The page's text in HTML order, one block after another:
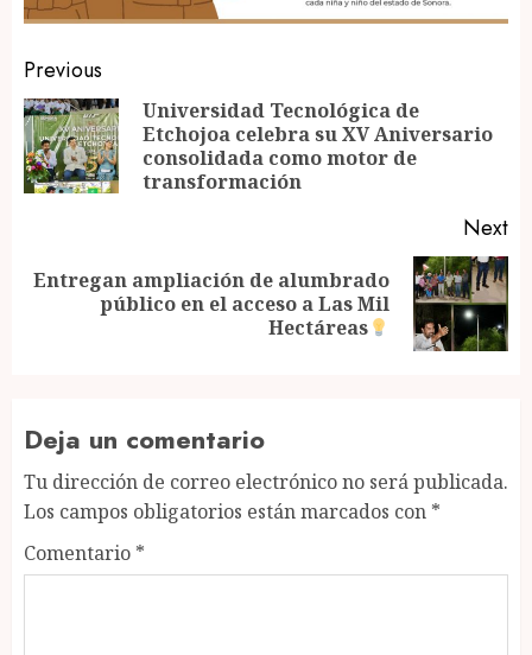
Post
navigation
Previous
Universidad Tecnológica de
Etchojoa celebra su XV Aniversario
consolidada como motor de
transformación
Next
Next
Entregan ampliación de alumbrado
público en el acceso a Las Mil
Hectáreas
Deja un comentario
Tu dirección de correo electrónico no será publicada.
Los campos obligatorios están marcados con *
Comentario *